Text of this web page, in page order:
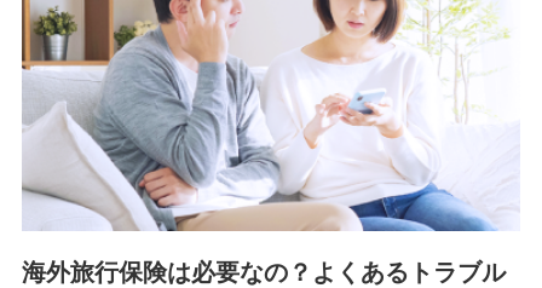
海外旅行保険は必要なの？よくあるトラブル